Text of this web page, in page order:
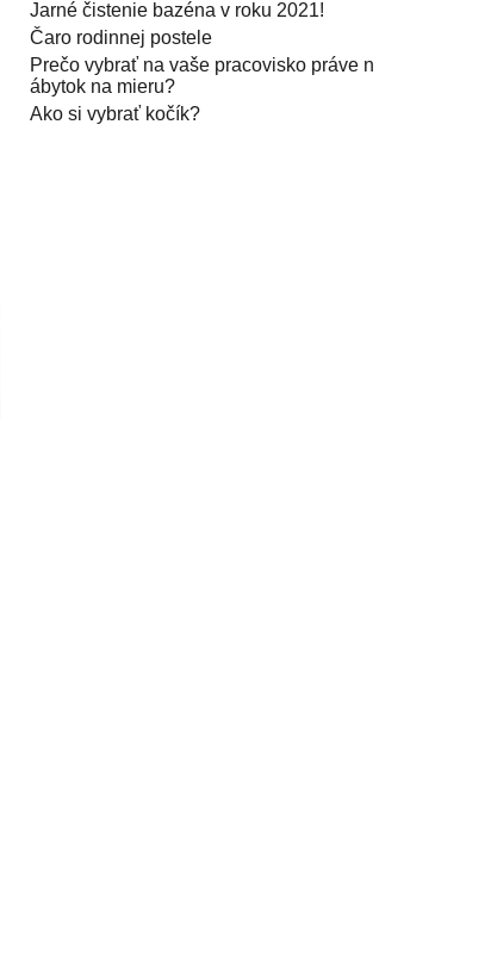
Jarné čistenie bazéna v roku 2021!
Čaro rodinnej postele
Prečo vybrať na vaše pracovisko práve n
ábytok na mieru?
Ako si vybrať kočík?